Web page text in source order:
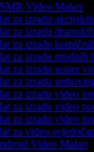
Video Maker
za izradu
za izradu
za izradu
za izradu modnih
za izradu teaser
za izradu
za izradu video
za izradu video
za izradu video
za video
Video Maker